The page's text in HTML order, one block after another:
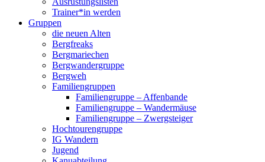
Trainer*in werden
Gruppen
die neuen Alten
Bergfreaks
Bergmariechen
Bergwandergruppe
Bergweh
Familiengruppen
Familiengruppe – Affenbande
Familiengruppe – Wandermäuse
Familiengruppe – Zwergsteiger
Hochtourengruppe
IG Wandern
Jugend